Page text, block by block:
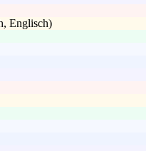
Englisch)